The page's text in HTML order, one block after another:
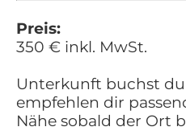
Preis:
350 € inkl. MwSt.
Unterkunft buchst du
empfehlen dir
Nähe sobald der Ort